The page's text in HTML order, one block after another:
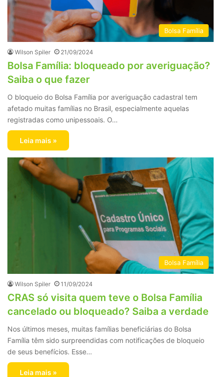
Bolsa Família
Wilson Spiler 21/09/2024
Bolsa Família: bloqueado por averiguação?
Saiba o que fazer
O bloqueio do Bolsa Família por averiguação cadastral tem
afetado muitas famílias no Brasil, especialmente aquelas
registradas como unipessoais. O…
Leia mais »
Bolsa Família
Wilson Spiler 11/09/2024
CRAS só visita quem teve o Bolsa Família
cancelado ou bloqueado? Saiba a verdade
Nos últimos meses, muitas famílias beneficiárias do Bolsa
Família têm sido surpreendidas com notificações de bloqueio
de seus benefícios. Esse…
Leia mais »